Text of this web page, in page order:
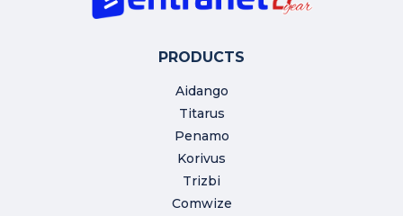
PRODUCTS
Aidango
Titarus
Penamo
Korivus
Trizbi
Comwize